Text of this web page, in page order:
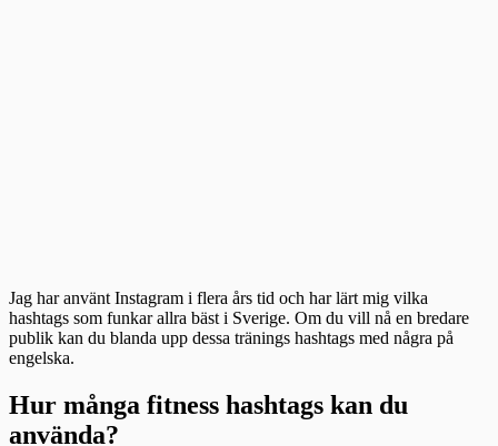
Jag har använt Instagram i flera års tid och har lärt mig vilka
hashtags som funkar allra bäst i Sverige. Om du vill nå en bredare
publik kan du blanda upp dessa tränings hashtags med några på
engelska.
Hur många fitness hashtags kan du
använda?